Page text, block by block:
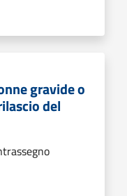
gravide o
del